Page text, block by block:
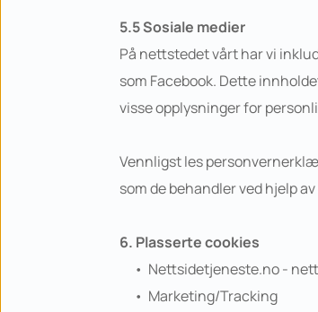
5.5 Sosiale medier
På nettstedet vårt har vi
som Facebook. Dette
visse opplysninger for
Vennligst les
som de behandler ved hjelp
6. Plasserte cookies
Nettsidetjeneste.no -
Marketing/Tracking